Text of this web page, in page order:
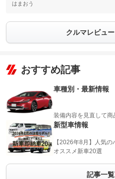
はまおう
クルマレビュ
おすすめ記事
車種別・最新情報
装備内容を見直して商
新型車情報
【2026年8月】人気
オススメ新車20選
記事一